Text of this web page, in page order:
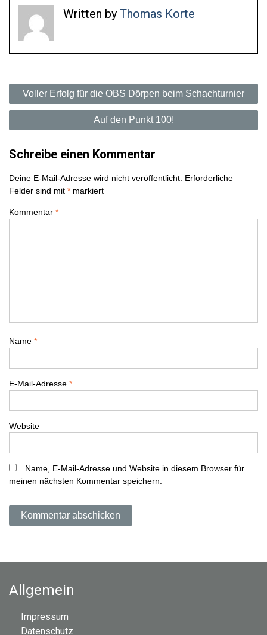
Written by Thomas Korte
B
e
t
r
a
v
i
g
a
i
Voller Erfolg für die OBS Dörpen beim Schachturnier
Auf den Punkt 100!
Schreibe einen Kommentar
Deine E-Mail-Adresse wird nicht veröffentlicht. Erforderliche
Felder sind mit * markiert
Kommentar *
Name *
E-Mail-Adresse *
Website
Name, E-Mail-Adresse und Website in diesem Browser für
meinen nächsten Kommentar speichern.
Allgemein
Impressum
Datenschutz